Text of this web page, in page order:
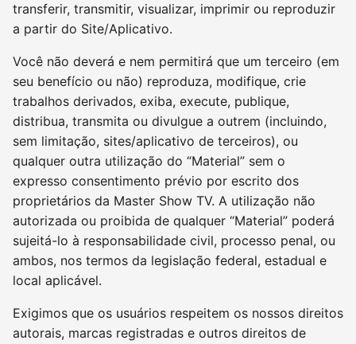
transferir, transmitir, visualizar, imprimir ou reproduzir
a partir do Site/Aplicativo.
Você não deverá e nem permitirá que um terceiro (em
seu benefício ou não) reproduza, modifique, crie
trabalhos derivados, exiba, execute, publique,
distribua, transmita ou divulgue a outrem (incluindo,
sem limitação, sites/aplicativo de terceiros), ou
qualquer outra utilização do “Material” sem o
expresso consentimento prévio por escrito dos
proprietários da Master Show TV. A utilização não
autorizada ou proibida de qualquer “Material” poderá
sujeitá-lo à responsabilidade civil, processo penal, ou
ambos, nos termos da legislação federal, estadual e
local aplicável.
Exigimos que os usuários respeitem os nossos direitos
autorais, marcas registradas e outros direitos de